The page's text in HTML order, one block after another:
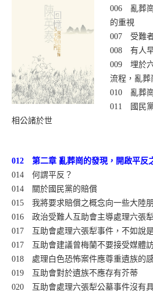
006 亂葬
的重視
007 受難
008 有人
009 埋於
流程，亂葬
010 亂葬
011 國民
相公諸於世
012 第二章 亂葬崗的發現，開啟平反
014 何謂平反？
014 關於國民黨的賠償
015 我將要求賠償之概念向一些大陸
016 政治受難人互助會主導處理六張
017 互助會處理六張犁事件，不如說
017 互助會建議曾梅蘭不要接受媒體
018 處理白色恐怖案件應尊重遺族的
019 互助會對於遺族不應存有芥蒂
020 互助會處理六張犁公墓事件沒有